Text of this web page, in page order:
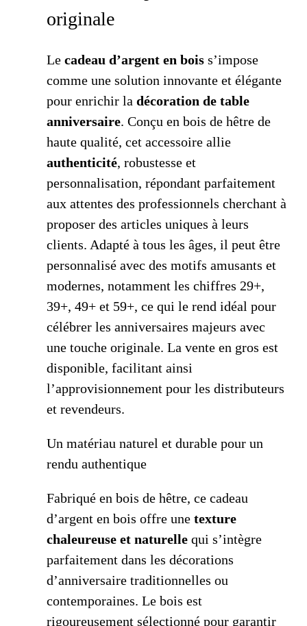
originale
Le cadeau d’argent en bois s’impose
comme une solution innovante et élégante
pour enrichir la décoration de table
anniversaire. Conçu en bois de hêtre de
haute qualité, cet accessoire allie
authenticité, robustesse et
personnalisation, répondant parfaitement
aux attentes des professionnels cherchant à
proposer des articles uniques à leurs
clients. Adapté à tous les âges, il peut être
personnalisé avec des motifs amusants et
modernes, notamment les chiffres 29+,
39+, 49+ et 59+, ce qui le rend idéal pour
célébrer les anniversaires majeurs avec
une touche originale. La vente en gros est
disponible, facilitant ainsi
l’approvisionnement pour les distributeurs
et revendeurs.
Un matériau naturel et durable pour un
rendu authentique
Fabriqué en bois de hêtre, ce cadeau
d’argent en bois offre une texture
chaleureuse et naturelle qui s’intègre
parfaitement dans les décorations
d’anniversaire traditionnelles ou
contemporaines. Le bois est
rigoureusement sélectionné pour garantir